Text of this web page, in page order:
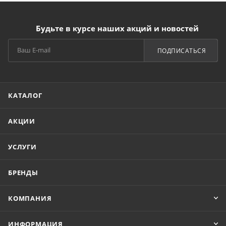
Будьте в курсе наших акций и новостей
ПОДПИСАТЬСЯ
КАТАЛОГ
АКЦИИ
УСЛУГИ
БРЕНДЫ
КОМПАНИЯ
ИНФОРМАЦИЯ